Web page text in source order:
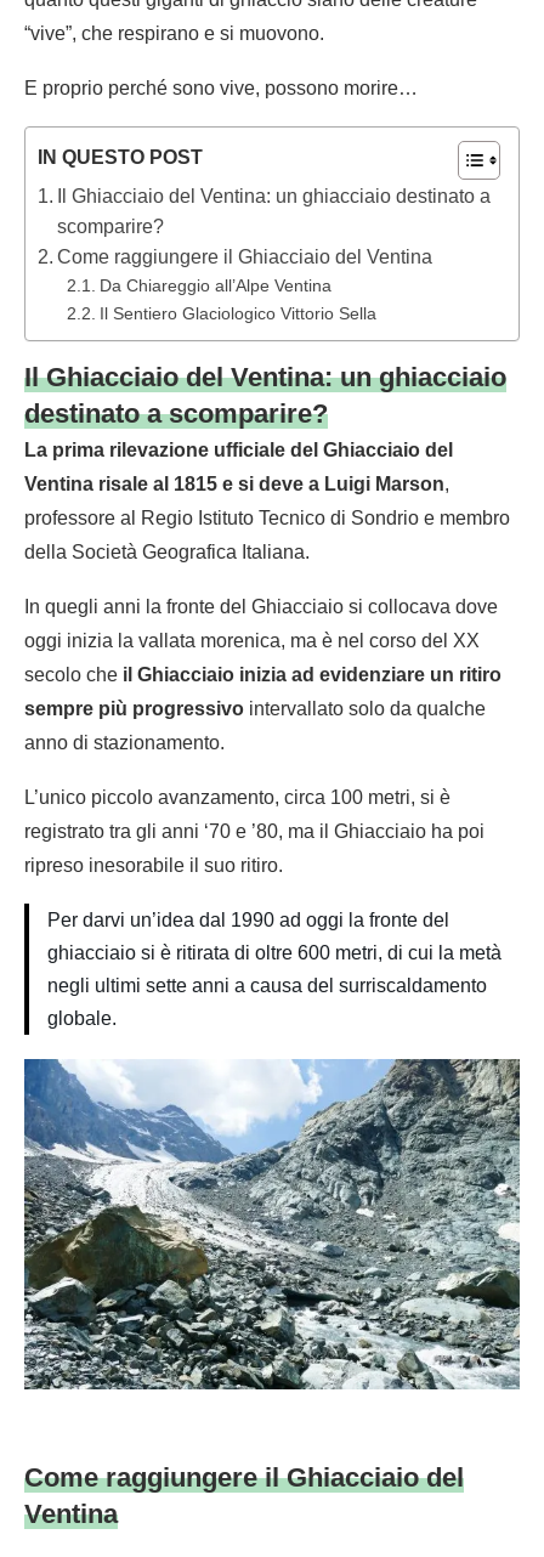
“vive”, che respirano e si muovono.
E proprio perché sono vive, possono morire…
IN QUESTO POST
Il Ghiacciaio del Ventina: un ghiacciaio destinato a
scomparire?
Come raggiungere il Ghiacciaio del Ventina
Da Chiareggio all’Alpe Ventina
Il Sentiero Glaciologico Vittorio Sella
Il Ghiacciaio del Ventina: un ghiacciaio
destinato a scomparire?
La prima rilevazione ufficiale del Ghiacciaio del
Ventina risale al 1815 e si deve a Luigi Marson,
professore al Regio Istituto Tecnico di Sondrio e membro
della Società Geografica Italiana.
In quegli anni la fronte del Ghiacciaio si collocava dove
oggi inizia la vallata morenica, ma è nel corso del XX
secolo che il Ghiacciaio inizia ad evidenziare un ritiro
sempre più progressivo intervallato solo da qualche
anno di stazionamento.
L’unico piccolo avanzamento, circa 100 metri, si è
registrato tra gli anni ‘70 e ’80, ma il Ghiacciaio ha poi
ripreso inesorabile il suo ritiro.
Per darvi un’idea dal 1990 ad oggi la fronte del
ghiacciaio si è ritirata di oltre 600 metri, di cui la metà
negli ultimi sette anni a causa del surriscaldamento
globale.
Come raggiungere il Ghiacciaio del
Ventina